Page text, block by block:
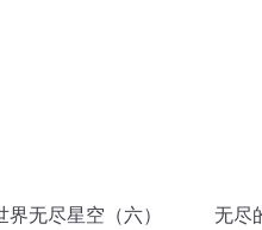
界无尽星空（六）
无尽